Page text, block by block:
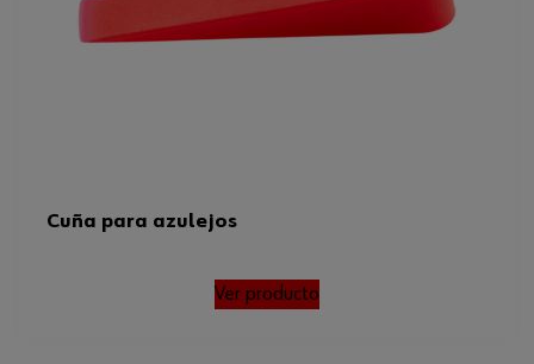
Cuña para azulejos
Ver producto